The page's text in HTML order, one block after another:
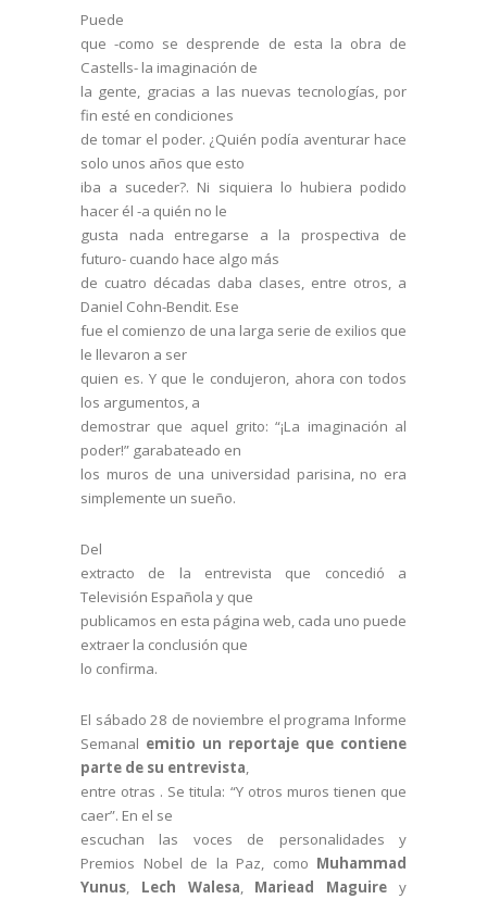
Puede
que -como se desprende de esta la obra de
Castells- la imaginación de
la gente, gracias a las nuevas tecnologías, por
fin esté en condiciones
de tomar el poder. ¿Quién podía aventurar hace
solo unos años que esto
iba a suceder?. Ni siquiera lo hubiera podido
hacer él -a quién no le
gusta nada entregarse a la prospectiva de
futuro- cuando hace algo más
de cuatro décadas daba clases, entre otros, a
Daniel Cohn-Bendit. Ese
fue el comienzo de una larga serie de exilios que
le llevaron a ser
quien es. Y que le condujeron, ahora con todos
los argumentos, a
demostrar que aquel grito: “¡La imaginación al
poder!” garabateado en
los muros de una universidad parisina, no era
simplemente un sueño.
Del
extracto de la entrevista que concedió a
Televisión Española y que
publicamos en esta página web, cada uno puede
extraer la conclusión que
lo confirma.
El sábado 28 de noviembre el programa Informe
Semanal emitio un reportaje que contiene
parte de su entrevista,
entre otras . Se titula: “Y otros muros tienen que
caer”. En el se
escuchan las voces de personalidades y
Premios Nobel de la Paz, como Muhammad
Yunus, Lech Walesa, Mariead Maguire y